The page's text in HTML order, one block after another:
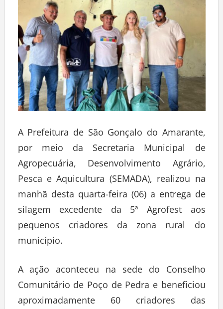
A Prefeitura de São Gonçalo do Amarante,
por meio da Secretaria Municipal de
Agropecuária, Desenvolvimento Agrário,
Pesca e Aquicultura (SEMADA), realizou na
manhã desta quarta-feira (06) a entrega de
silagem excedente da 5ª Agrofest aos
pequenos criadores da zona rural do
município.
A ação aconteceu na sede do Conselho
Comunitário de Poço de Pedra e beneficiou
aproximadamente 60 criadores das